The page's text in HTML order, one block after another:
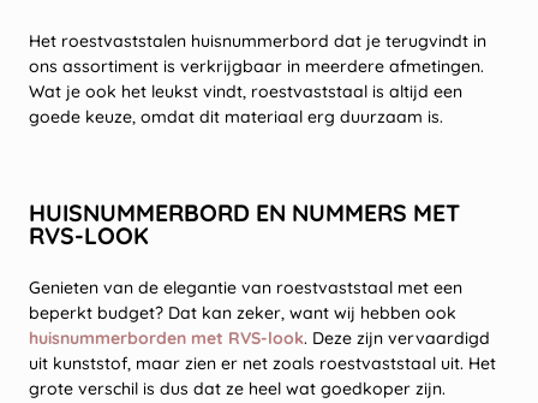
Het roestvaststalen huisnummerbord dat je terugvindt in
ons assortiment is verkrijgbaar in meerdere afmetingen.
Wat je ook het leukst vindt, roestvaststaal is altijd een
goede keuze, omdat dit materiaal erg duurzaam is.
HUISNUMMERBORD EN NUMMERS MET
RVS-LOOK
Genieten van de elegantie van roestvaststaal met een
beperkt budget? Dat kan zeker, want wij hebben ook
huisnummerborden met RVS-look. Deze zijn vervaardigd
uit kunststof, maar zien er net zoals roestvaststaal uit. Het
grote verschil is dus dat ze heel wat goedkoper zijn.